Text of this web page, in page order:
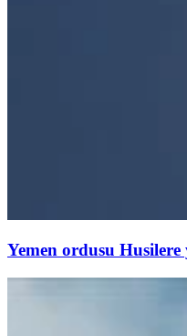
Yemen ordusu